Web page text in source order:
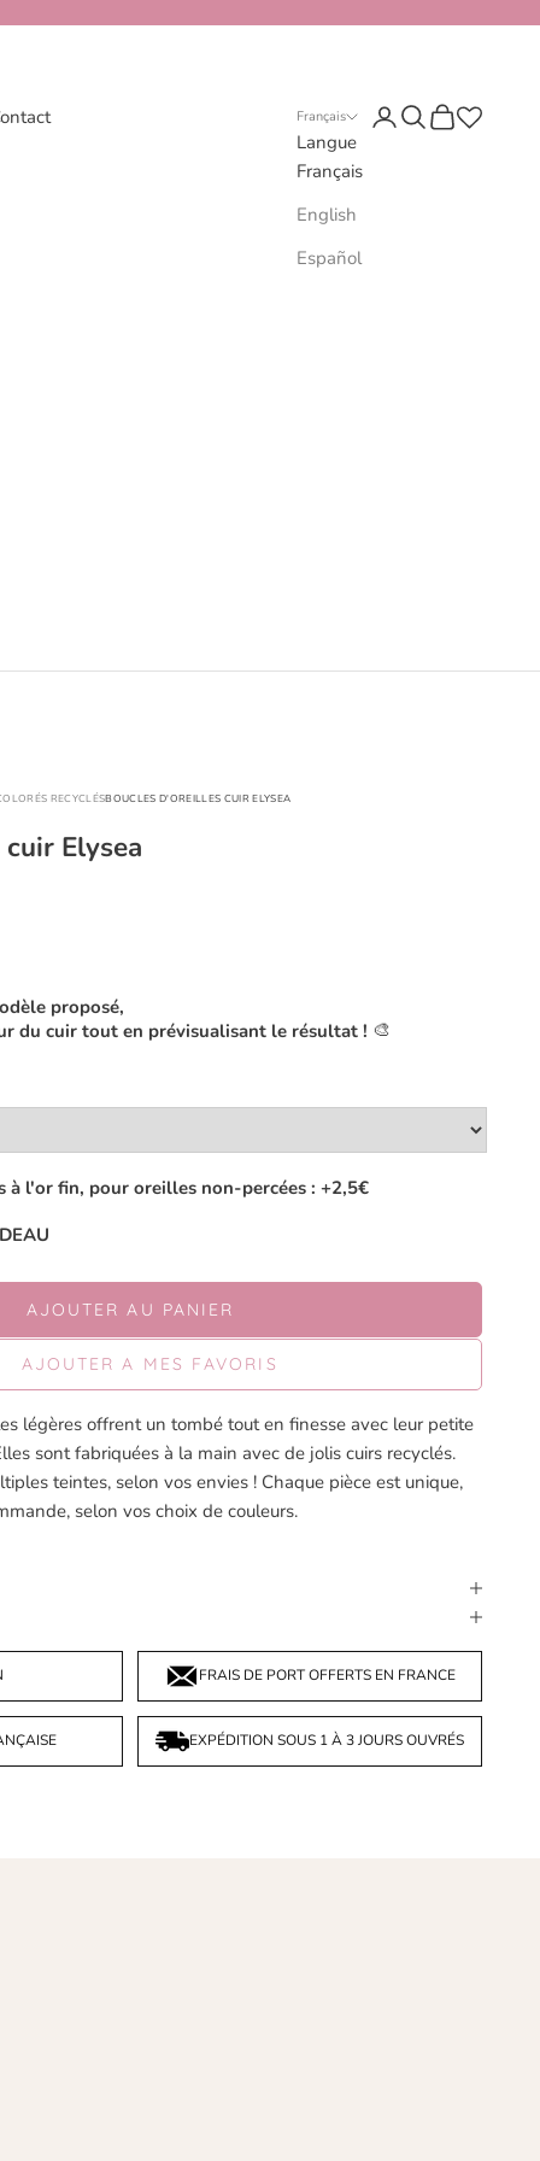
Français
Langue
Français
English
Español
Connexion
Recherche
Panier
RECYCLÉSBOUCLES D'OREILLES CUIR ELYSEA
Elysea
proposé,
du cuir tout en prévisualisant le résultat ! 🎨
à l'or fin, pour oreilles non-percées : +2,5€
AJOUTER AU PANIER
AJOUTER A MES FAVORIS
légères offrent un tombé tout en finesse avec leur petite
sont fabriquées à la main avec de jolis cuirs recyclés.
teintes, selon vos envies ! Chaque pièce est unique,
selon vos choix de couleurs.
FRAIS DE PORT OFFERTS EN FRANCE
EXPÉDITION SOUS 1 À 3 JOURS OUVRÉS